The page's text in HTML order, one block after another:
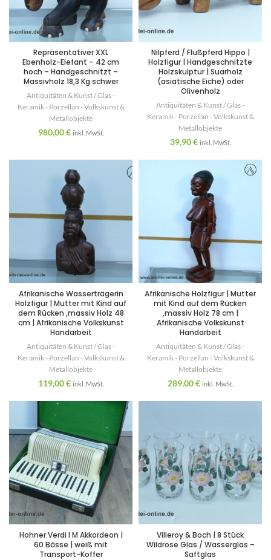
Repräsentativer XXL
Ebenholz-Elefant – 42 cm
hoch – Handgeschnitzt –
Massivholz 18,3 Kg schwer
Antiquitäten & Kunst / Glas -
Keramik - Porzellan - Volkskunst &
Metallobjekte
980,00€ inkl. MwSt.
Nilpferd / Flußpferd Hippo |
Holzfigur | Handgeschnitzte
Holzskulptur | Suarholz
(asiatische Eiche) oder
Olivenholz
Antiquitäten & Kunst / Glas -
Keramik - Porzellan - Volkskunst &
Metallobjekte
39,90€ inkl. MwSt.
Afrikanische Wasserträgerin
Holzfigur | Mutter mit Kind auf
dem Rücken ,massiv Holz 48
cm | Afrikanische Volkskunst
Handarbeit
Antiquitäten & Kunst / Glas -
Keramik - Porzellan - Volkskunst &
Metallobjekte
119,00€ inkl. MwSt.
Afrikanische Holzfigur | Mutter
mit Kind auf dem Rücken
,massiv Holz 78 cm |
Afrikanische Volkskunst
Handarbeit
Antiquitäten & Kunst / Glas -
Keramik - Porzellan - Volkskunst &
Metallobjekte
289,00€ inkl. MwSt.
Hohner Verdi I M Akkordeon |
60 Bässe | weiß mit
Transport-Koffer
Villeroy & Boch | 8 Stück
Wildrose Glas / Wasserglas –
Saftglas